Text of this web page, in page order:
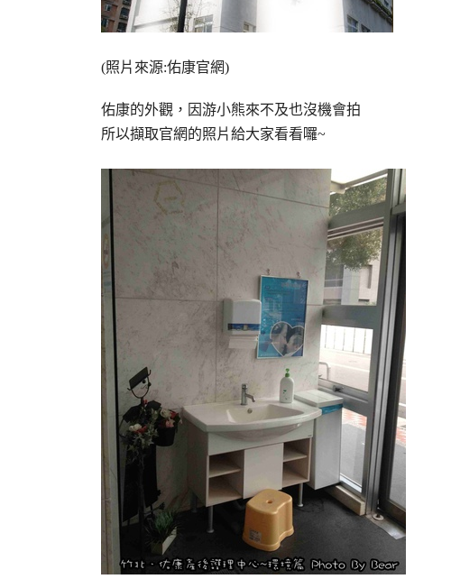
(照片來源:佑康官網)
佑康的外觀，因游小熊來不及也沒機會拍
所以擷取官網的照片給大家看看囉~